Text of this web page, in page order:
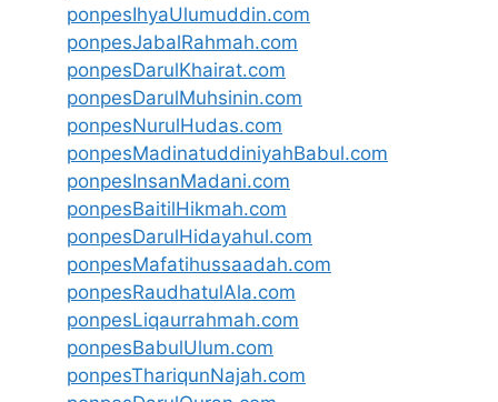
ponpesIhyaUlumuddin.com
ponpesJabalRahmah.com
ponpesDarulKhairat.com
ponpesDarulMuhsinin.com
ponpesNurulHudas.com
ponpesMadinatuddiniyahBabul.com
ponpesInsanMadani.com
ponpesBaitilHikmah.com
ponpesDarulHidayahul.com
ponpesMafatihussaadah.com
ponpesRaudhatulAla.com
ponpesLiqaurrahmah.com
ponpesBabulUlum.com
ponpesThariqunNajah.com